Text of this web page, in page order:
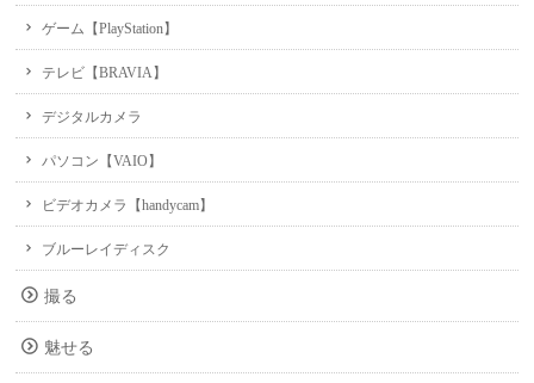
ゲーム【PlayStation】
テレビ【BRAVIA】
デジタルカメラ
パソコン【VAIO】
ビデオカメラ【handycam】
ブルーレイディスク
撮る
魅せる